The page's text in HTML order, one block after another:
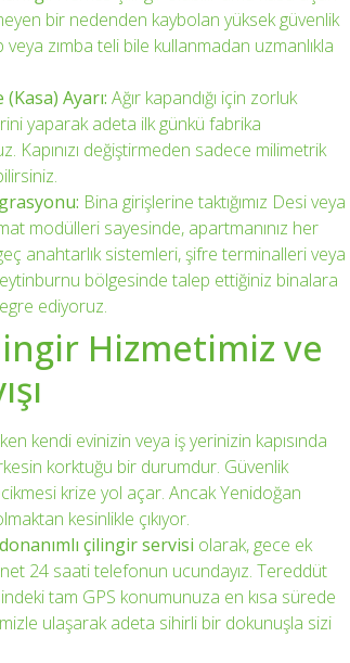
bir nedenden kaybolan yüksek güvenlik
veya zımba teli bile kullanmadan uzmanlıkla
Ayarı: Ağır kapandığı için zorluk
yaparak adeta ilk günkü fabrika
Kapınızı değiştirmeden sadece milimetrik
Bina girişlerine taktığımız Desi veya
modülleri sayesinde, apartmanınız her
anahtarlık sistemleri, şifre terminalleri veya
bölgesinde talep ettiğiniz binalara
ediyoruz.
Hizmetimiz ve
kendi evinizin veya iş yerinizin kapısında
korktuğu bir durumdur. Güvenlik
krize yol açar. Ancak Yenidoğan
kesinlikle çıkıyor.
çilingir servisi olarak, gece ek
24 saati telefonun ucundayız. Tereddüt
tam GPS konumunuza en kısa sürede
ulaşarak adeta sihirli bir dokunuşla sizi